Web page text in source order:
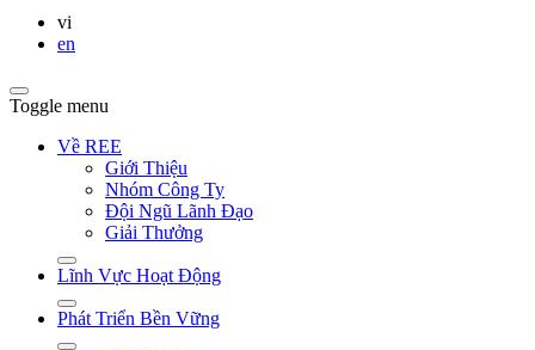
vi
en
Toggle menu
Về REE
Giới Thiệu
Nhóm Công Ty
Đội Ngũ Lãnh Đạo
Giải Thưởng
Lĩnh Vực Hoạt Động
Phát Triển Bền Vững